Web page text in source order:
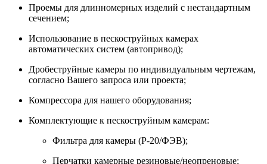
Проемы для длинномерных изделий с нестандартным
сечением;
Использование в пескоструйных камерах
автоматических систем (автопривод);
Дробеструйные камеры по индивидуальным чертежам,
согласно Вашего запроса или проекта;
Компрессора для нашего оборудования;
Комплектующие к пескоструйным камерам:
Фильтра для камеры (Р-20/ФЭВ);
Перчатки камерные резиновые/неопреновые;